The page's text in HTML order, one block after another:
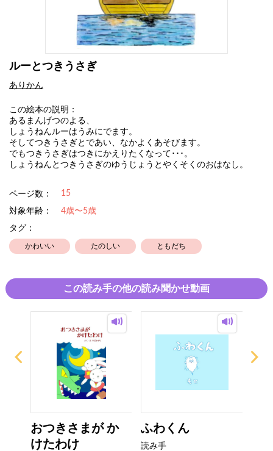
ルーとつきうさぎ
ありかん
この絵本の説明：
あるまんげつのよる、
しょうねんルーはうみにでます。
そしてつきうさぎとであい、なかよくあそびます。
でもつきうさぎはつきにかえりたくなって･･･。
しょうねんとつきうさぎのゆうじょうとやくそくのおはなし。
ページ数： 15
対象年齢：
4歳〜5歳
タグ：
かわいい たのしい ともだち
この読み手の他の読み聞かせ動画
おつきさまが か
けたわけ
ふわくん
読み手